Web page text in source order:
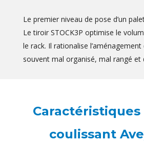
Le premier niveau de pose d’un
Le tiroir STOCK3P optimise le
le rack. Il rationalise
souvent mal organisé, mal rangé et
coulissant